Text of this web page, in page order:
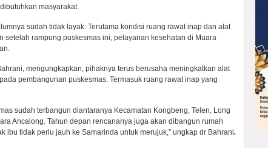
masyarakat.
sudah tidak layak. Terutama kondisi ruang rawat inap dan alat
setelah rampung puskesmas ini, pelayanan kesehatan di Muara
mengungkapkan, pihaknya terus berusaha meningkatkan alat
pembangunan puskesmas. Termasuk ruang rawat inap yang
sudah terbangun diantaranya Kecamatan Kongbeng, Telen, Long
Ancalong. Tahun depan rencananya juga akan dibangun rumah
ibu tidak perlu jauh ke Samarinda untuk merujuk,” ungkap dr Bahrani.